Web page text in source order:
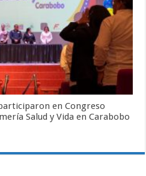
en Congreso
Salud y Vida en Carabobo